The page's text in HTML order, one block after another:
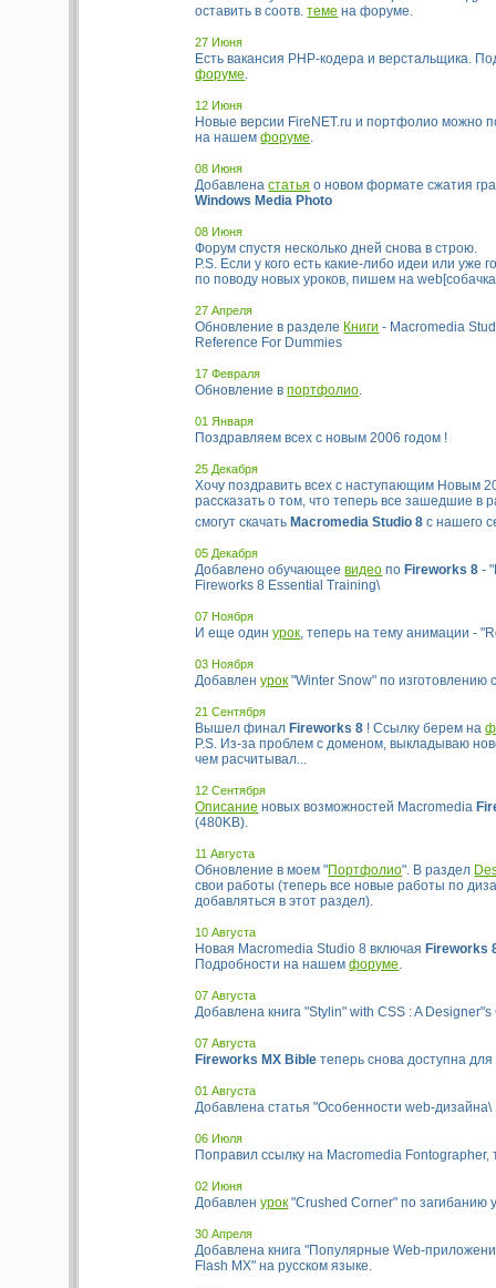
оставить в соотв.теме на форуме.
27 Июня
Есть вакансия PHP-кодера и верcтальщика.
форуме
12 Июня
Новые версии FireNET.ru и портфолио можно
на нашемфоруме
08 Июня
Добавленастатья о новом формате сжатия
Windows Media Photo
08 Июня
Форум спустя несколько дней снова в строю.
P.S. Если у кого есть какие-либо идеи или уже
по поводу новых уроков, пишем на
27 Апреля
Обновление в разделе Книги - Macromedia
Reference For Dummies
17 Февраля
Обновление впортфолио
01 Января
Поздравляем всех с новым 2006 годом !
25 Декабря
Хочу поздравить всех с наступающим Новым
рассказать о том, что теперь все зашедшие в
смогут скачатьMacromedia Studio 8 с нашего
05 Декабря
Добавлено обучающеевидео поFireworks 8 -
Fireworks 8 Essential Training\
07 Ноября
И еще одинурок , теперь на тему анимации -
03 Ноября
Добавленурок "Winter Snow" по изготовлению
21 Сентября
Вышел финалFireworks 8 ! Ссылку берем на
P.S. Из-за проблем с доменом, выкладываю
чем расчитывал...
12 Сентября
Описание новых возможностей Macromedia
(480KB).
11 Августа
Обновление в моем "Портфолио". В раздел
свои работы (теперь все новые работы по
добавляться в этот раздел).
10 Августа
Новая Macromedia Studio 8 включаяFireworks
Подробности на нашемфоруме
07 Августа
Добавлена книга "Stylin" with CSS : A Designer"s
07 Августа
Fireworks MX Bible теперь снова доступна для
01 Августа
Добавлена статья "Особенности web-дизайна\
06 Июля
Поправил ссылку на Macromedia Fontographer,
02 Июня
Добавленурок "Crushed Corner" по загибанию
30 Апреля
Добавлена книга "Популярные Web-
Flash MX" на русском языке.